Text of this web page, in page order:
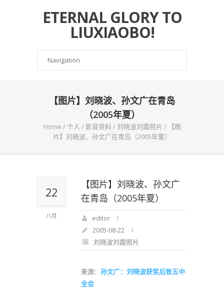
ETERNAL GLORY TO
LIUXIAOBO!
【图片】刘晓波、孙文广在青岛
（2005年夏）
Home /个人 / 影音资料/刘晓波刘霞照片 /
【图
片】刘晓波、孙文广在青岛（2005年夏）
22
八月
【图片】刘晓波、孙文广
在青岛（2005年夏）
editor
2005-08-22
刘晓波刘霞照片
来源： 孙文广：刘晓波获奖后致五中
全会